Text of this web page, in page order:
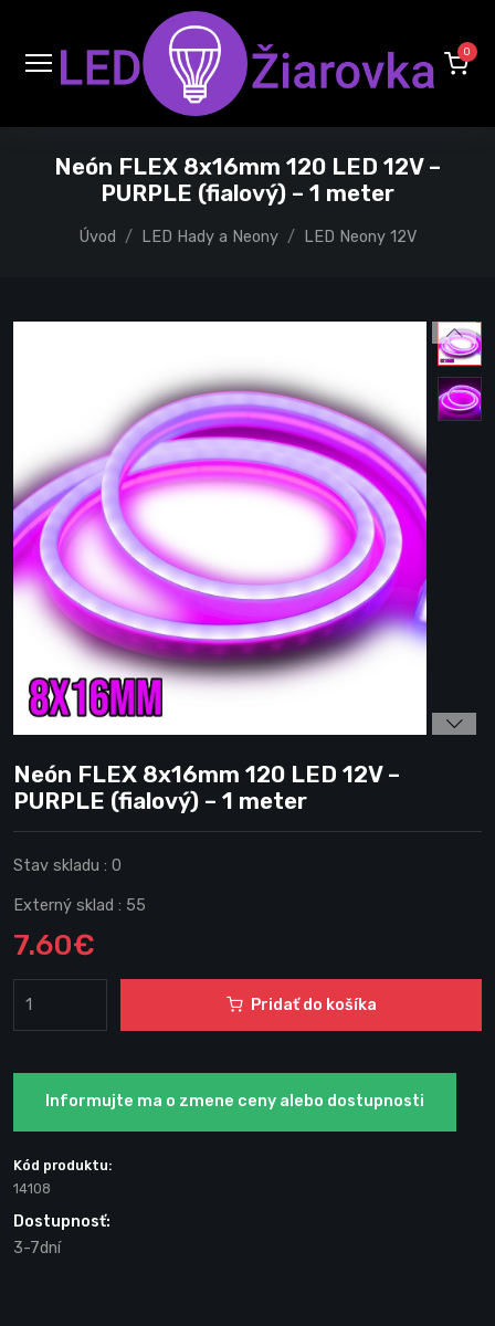
0
Neón FLEX 8x16mm 120 LED 12V –
PURPLE (fialový) – 1 meter
Úvod LED Hady a Neony LED Neony 12V
Neón FLEX 8x16mm 120 LED 12V –
PURPLE (fialový) – 1 meter
Stav skladu : 0
Externý sklad : 55
7.60€
Pridať do košíka
Informujte ma o zmene ceny alebo dostupnosti
Kód produktu:
14108
Dostupnosť:
3-7dní